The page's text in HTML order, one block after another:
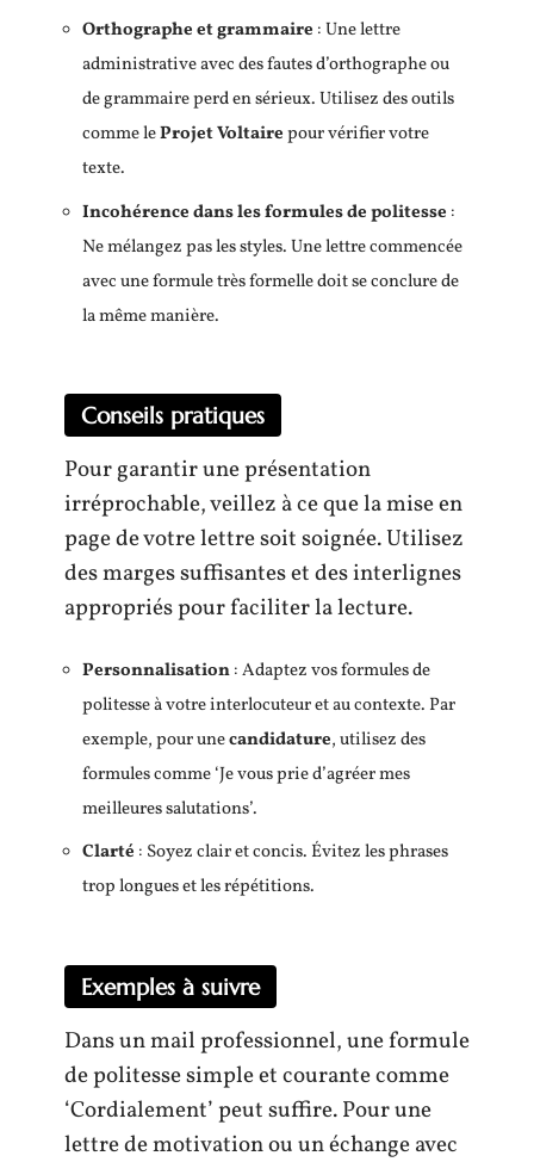
Orthographe et grammaire : Une lettre
administrative avec des fautes d’orthographe ou
de grammaire perd en sérieux. Utilisez des outils
comme leProjet Voltairepour vérifier votre
texte.
Incohérence dans les formules de politesse :
Ne mélangez pas les styles. Une lettre commencée
avec une formule très formelle doit se conclure de
la même manière.
Conseils pratiques
Pour garantir une présentation
irréprochable, veillez à ce que la mise en
page de votre lettre soit soignée. Utilisez
des marges suffisantes et des interlignes
appropriés pour faciliter la lecture.
Personnalisation: Adaptez vos formules de
politesse à votre interlocuteur et au contexte. Par
exemple, pour unecandidature, utilisez des
formules comme ‘Je vous prie d’agréer mes
meilleures salutations’.
Clarté : Soyez clair et concis. Évitez les phrases
trop longues et les répétitions.
Exemples à suivre
Dans un mail professionnel, une formule
de politesse simple et courante comme
‘Cordialement’ peut suffire. Pour une
lettre de motivation ou un échange avec